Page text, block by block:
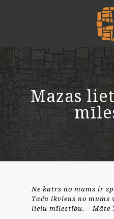
Mazas
Ne katrs no mums ir
Taču ikviens no
lielu mīlestību. – Māte